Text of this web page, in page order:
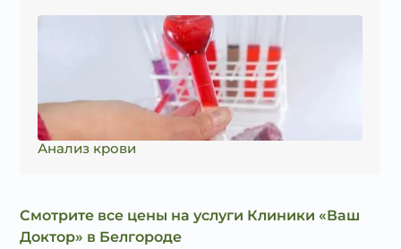
Анализ крови
Смотрите все цены на услуги Клиники «Ваш
Доктор» в Белгороде